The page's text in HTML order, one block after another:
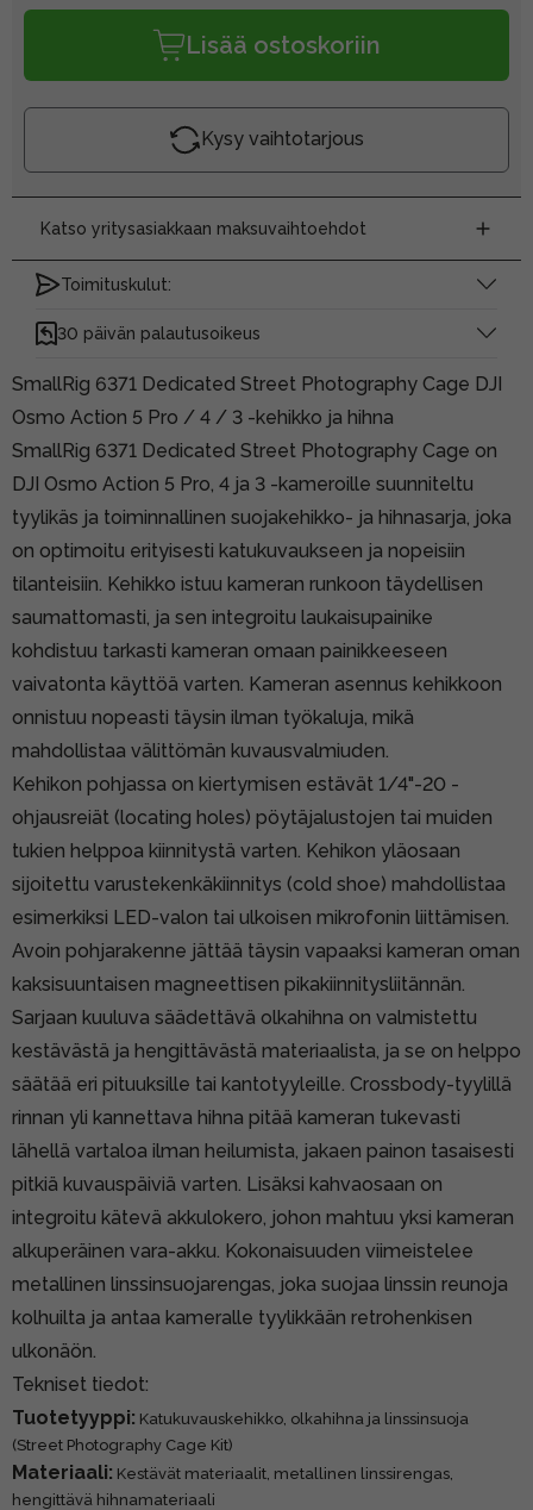
Lisää ostoskoriin
Kysy vaihtotarjous
Katso yritysasiakkaan maksuvaihtoehdot
Toimituskulut:
30 päivän palautusoikeus
SmallRig 6371 Dedicated Street Photography Cage DJI
Osmo Action 5 Pro / 4 / 3 -kehikko ja hihna
SmallRig 6371 Dedicated Street Photography Cage on
DJI Osmo Action 5 Pro, 4 ja 3 -kameroille suunniteltu
tyylikäs ja toiminnallinen suojakehikko- ja hihnasarja, joka
on optimoitu erityisesti katukuvaukseen ja nopeisiin
tilanteisiin. Kehikko istuu kameran runkoon täydellisen
saumattomasti, ja sen integroitu laukaisupainike
kohdistuu tarkasti kameran omaan painikkeeseen
vaivatonta käyttöä varten. Kameran asennus kehikkoon
onnistuu nopeasti täysin ilman työkaluja, mikä
mahdollistaa välittömän kuvausvalmiuden.
Kehikon pohjassa on kiertymisen estävät 1/4"-20 -
ohjausreiät (locating holes) pöytäjalustojen tai muiden
tukien helppoa kiinnitystä varten. Kehikon yläosaan
sijoitettu varustekenkäkiinnitys (cold shoe) mahdollistaa
esimerkiksi LED-valon tai ulkoisen mikrofonin liittämisen.
Avoin pohjarakenne jättää täysin vapaaksi kameran oman
kaksisuuntaisen magneettisen pikakiinnitysliitännän.
Sarjaan kuuluva säädettävä olkahihna on valmistettu
kestävästä ja hengittävästä materiaalista, ja se on helppo
säätää eri pituuksille tai kantotyyleille. Crossbody-tyylillä
rinnan yli kannettava hihna pitää kameran tukevasti
lähellä vartaloa ilman heilumista, jakaen painon tasaisesti
pitkiä kuvauspäiviä varten. Lisäksi kahvaosaan on
integroitu kätevä akkulokero, johon mahtuu yksi kameran
alkuperäinen vara-akku. Kokonaisuuden viimeistelee
metallinen linssinsuojarengas, joka suojaa linssin reunoja
kolhuilta ja antaa kameralle tyylikkään retrohenkisen
ulkonäön.
Tekniset tiedot:
Tuotetyyppi: Katukuvauskehikko, olkahihna ja linssinsuoja
(Street Photography Cage Kit)
Materiaali: Kestävät materiaalit, metallinen linssirengas,
hengittävä hihnamateriaali